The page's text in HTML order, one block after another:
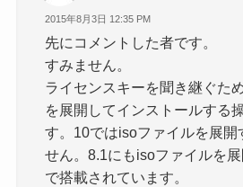
2015年8月3日 12:35 PM
先にコメントした者です。
すみません。
ライセンスキーを聞き継ぐた
を展開してインストールする
す。10ではisoファイルを展開
せん。8.1にもisoファイルを
で搭載されています。